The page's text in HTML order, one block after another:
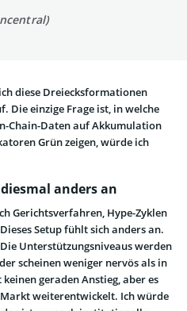
diese Dreiecksformationen
Die einzige Frage ist, in welche
Chain-Daten auf Akkumulation
Grün zeigen, würde ich
anders an
Gerichtsverfahren, Hype-Zyklen
Setup fühlt sich anders an.
Unterstützungsniveaus werden
scheinen weniger nervös als in
geraden Anstieg, aber es
weiterentwickelt. Ich würde